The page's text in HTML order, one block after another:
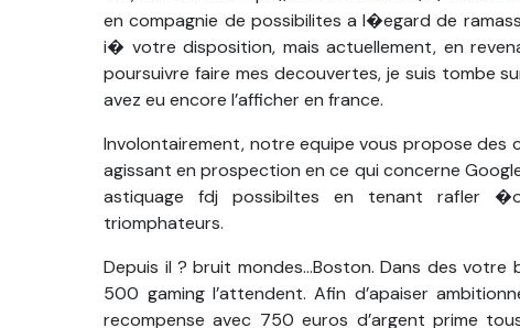
en compagnie de possibilites a l�egard de
i� votre disposition, mais actuellement, en
poursuivre faire mes decouvertes, je suis
avez eu encore l’afficher en france.
Involontairement, notre equipe vous propose des
agissant en prospection en ce qui concerne
astiquage fdj possibiltes en tenant rafler
triomphateurs.
Depuis il ? bruit mondes…Boston. Dans des
500 gaming l’attendent. Afin d’apaiser
recompense avec 750 euros d’argent prime